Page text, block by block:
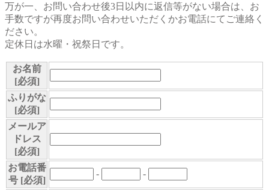
万が一、お問い合わせ後3日以内に返信等がない場合は、お
手数ですが再度お問い合わせいただくかお電話にてご連絡く
ださい。
定休日は水曜・祝祭日です。
お名前
[必須]
ふりがな
[必須]
メールア
ドレス
[必須]
お電話番
号 [必須]
- -